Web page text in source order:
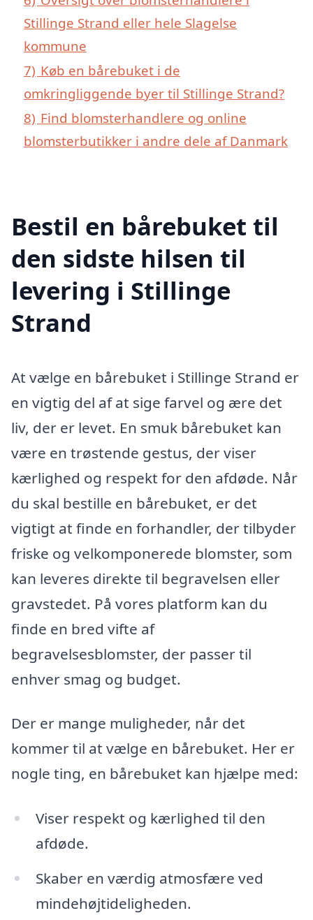
Stillinge Strand eller hele Slagelse
kommune
7) Køb en bårebuket i de
omkringliggende byer til Stillinge Strand?
8) Find blomsterhandlere og online
blomsterbutikker i andre dele af Danmark
Bestil en bårebuket til
den sidste hilsen til
levering i Stillinge
Strand
At vælge en bårebuket i Stillinge Strand er
en vigtig del af at sige farvel og ære det
liv, der er levet. En smuk bårebuket kan
være en trøstende gestus, der viser
kærlighed og respekt for den afdøde. Når
du skal bestille en bårebuket, er det
vigtigt at finde en forhandler, der tilbyder
friske og velkomponerede blomster, som
kan leveres direkte til begravelsen eller
gravstedet. På vores platform kan du
finde en bred vifte af
begravelsesblomster, der passer til
enhver smag og budget.
Der er mange muligheder, når det
kommer til at vælge en bårebuket. Her er
nogle ting, en bårebuket kan hjælpe med:
Viser respekt og kærlighed til den
afdøde.
Skaber en værdig atmosfære ved
mindehøjtideligheden.